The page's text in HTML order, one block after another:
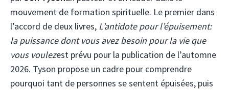
mouvement de formation spirituelle. Le premier dans
l’accord de deux livres, L’antidote pour l’épuisement:
la puissance dont vous avez besoin pour la vie que
vous voulezest prévu pour la publication de l’automne
2026. Tyson propose un cadre pour comprendre
pourquoi tant de personnes se sentent épuisées, puis